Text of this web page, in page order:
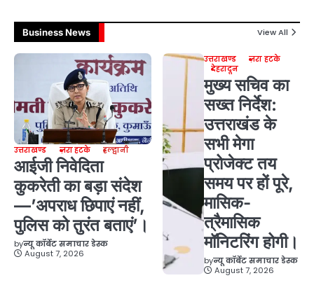
Business News View All
उत्तराखण्ड ज़रा हटके हल्द्वानी
आईजी निवेदिता
कुकरेती का बड़ा संदेश
—’अपराध छिपाएं नहीं,
पुलिस को तुरंत बताएं’।
byन्यू कॉर्बेट समाचार डेस्क
August 7, 2026
उत्तराखण्ड
ज़रा हटके
देहरादून
मुख्य सचिव का
सख्त निर्देश:
उत्तराखंड के
सभी मेगा
प्रोजेक्ट तय
समय पर हों पूरे,
मासिक-
त्रैमासिक
मॉनिटरिंग होगी।
byन्यू कॉर्बेट समाचार डेस्क
August 7, 2026